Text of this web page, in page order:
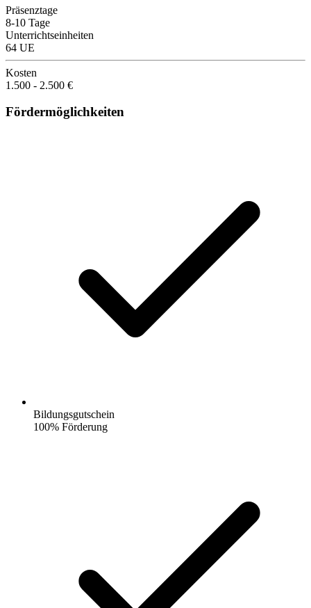
Präsenztage
8-10 Tage
Unterrichtseinheiten
64 UE
Kosten
1.500 - 2.500 €
Fördermöglichkeiten
Bildungsgutschein
100% Förderung